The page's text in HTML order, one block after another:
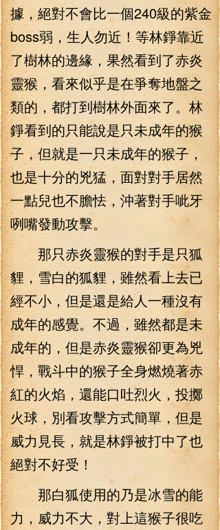
據，絕對不會比一個240級的紫金
boss弱，生人勿近！等林錚靠近
了樹林的邊緣，果然看到了赤炎
靈猴，看來似乎是在爭奪地盤之
類的，都打到樹林外面來了。林
錚看到的只能說是只未成年的猴
子，但就是一只未成年的猴子，
也是十分的兇猛，面對對手居然
一點兒也不膽怯，沖著對手呲牙
咧嘴發動攻擊。
那只赤炎靈猴的對手是只狐
貍，雪白的狐貍，雖然看上去已
經不小，但是還是給人一種沒有
成年的感覺。不過，雖然都是未
成年的，但是赤炎靈猴卻更為兇
悍，戰斗中的猴子全身燃燒著赤
紅的火焰，還能口吐烈火，投擲
火球，別看攻擊方式簡單，但是
威力見長，就是林錚被打中了也
絕對不好受！
那白狐使用的乃是冰雪的能
力，威力不大，對上這猴子很吃